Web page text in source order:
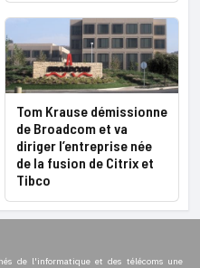
Tom Krause démissionne
de Broadcom et va
diriger l’entreprise née
de la fusion de Citrix et
Tibco
de l'informatique et des télécoms une